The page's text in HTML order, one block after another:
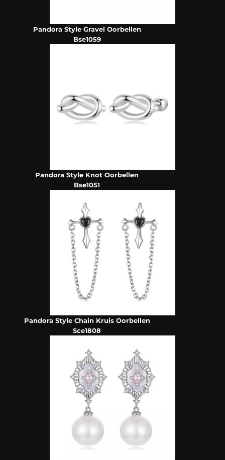
Pandora Style Gravel Oorbellen
Bse1059
Pandora Style Knot Oorbellen
Bse1051
Pandora Style Chain Kruis Oorbellen
Sce1808